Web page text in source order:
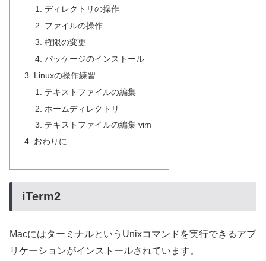
ディレクトリの操作
ファイルの操作
権限の変更
パッケージのインストール
Linuxの操作練習
テキストファイルの編集
ホームディレクトリ
テキストファイルの編集 vim
おわりに
iTerm2
MacにはターミナルというUnixコマンドを実行できるアプ
リケーションがインストールされています。